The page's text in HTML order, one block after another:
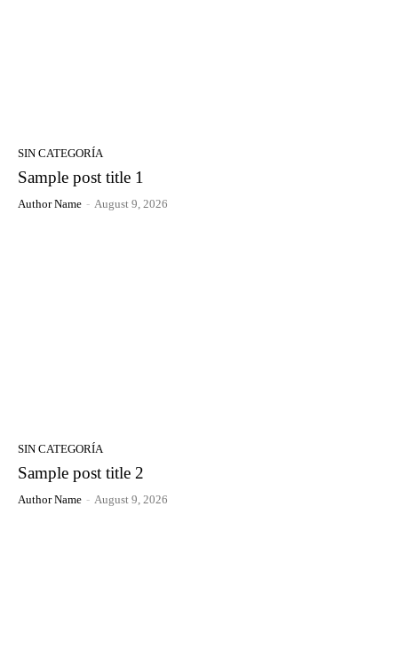
SIN CATEGORÍA
Sample post title 1
Author Name - August 9, 2026
SIN CATEGORÍA
Sample post title 2
Author Name - August 9, 2026